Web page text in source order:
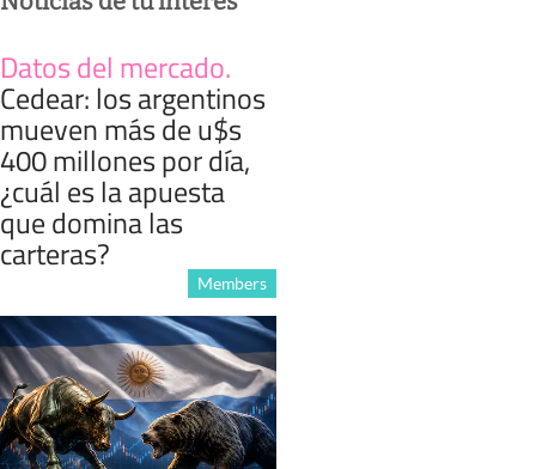
Datos del mercado.
Cedear: los argentinos
mueven más de u$s
400 millones por día,
¿cuál es la apuesta
que domina las
carteras?
Members